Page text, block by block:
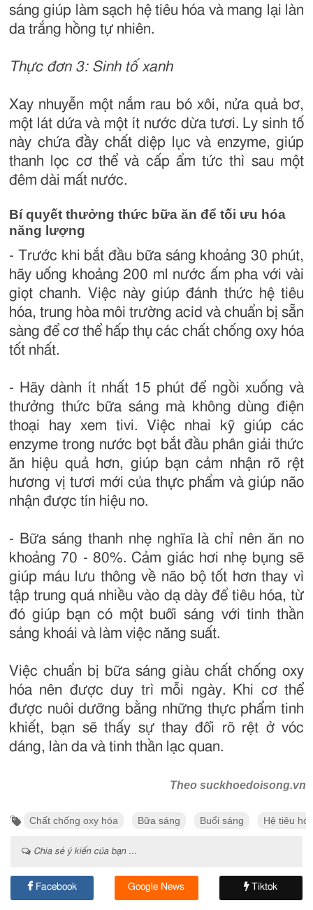
sáng giúp làm sạch hệ tiêu hóa và mang lại làn
da trắng hồng tự nhiên.
Thực đơn 3: Sinh tố xanh
Xay nhuyễn một nắm rau bó xôi, nửa quả bơ,
một lát dứa và một ít nước dừa tươi. Ly sinh tố
này chứa đầy chất diệp lục và enzyme, giúp
thanh lọc cơ thể và cấp ẩm tức thì sau một
đêm dài mất nước.
Bí quyết thưởng thức bữa ăn để tối ưu hóa
năng lượng
- Trước khi bắt đầu bữa sáng khoảng 30 phút,
hãy uống khoảng 200 ml nước ấm pha với vài
giọt chanh. Việc này giúp đánh thức hệ tiêu
hóa, trung hòa môi trường acid và chuẩn bị sẵn
sàng để cơ thể hấp thụ các chất chống oxy hóa
tốt nhất.
- Hãy dành ít nhất 15 phút để ngồi xuống và
thưởng thức bữa sáng mà không dùng điện
thoại hay xem tivi. Việc nhai kỹ giúp các
enzyme trong nước bọt bắt đầu phân giải thức
ăn hiệu quả hơn, giúp bạn cảm nhận rõ rệt
hương vị tươi mới của thực phẩm và giúp não
nhận được tín hiệu no.
- Bữa sáng thanh nhẹ nghĩa là chỉ nên ăn no
khoảng 70 - 80%. Cảm giác hơi nhẹ bụng sẽ
giúp máu lưu thông về não bộ tốt hơn thay vì
tập trung quá nhiều vào dạ dày để tiêu hóa, từ
đó giúp bạn có một buổi sáng với tinh thần
sảng khoái và làm việc năng suất.
Việc chuẩn bị bữa sáng giàu chất chống oxy
hóa nên được duy trì mỗi ngày. Khi cơ thể
được nuôi dưỡng bằng những thực phẩm tinh
khiết, bạn sẽ thấy sự thay đổi rõ rệt ở vóc
dáng, làn da và tinh thần lạc quan.
Theo suckhoedoisong.vn
Chất chống oxy hóa Bữa sáng Buổi sáng Hệ tiêu
Chia sẻ ý kiến của bạn ...
Facebook Google News Tiktok